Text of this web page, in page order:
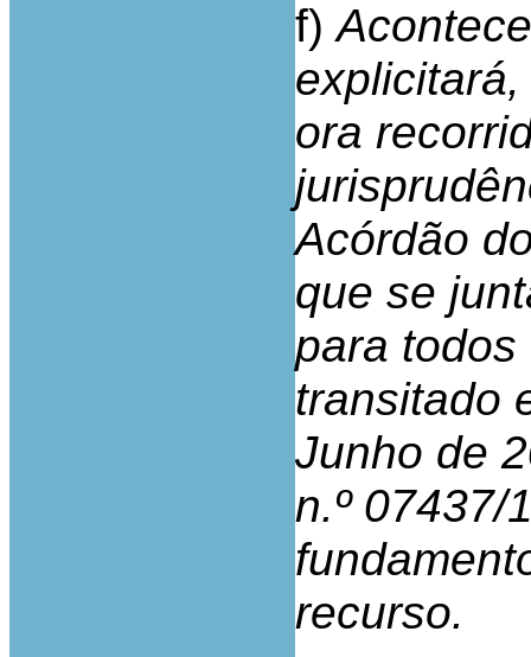
f)
ora
Acórdão
que se
para
transitado
Junho de
n.º 07437/
recurso.